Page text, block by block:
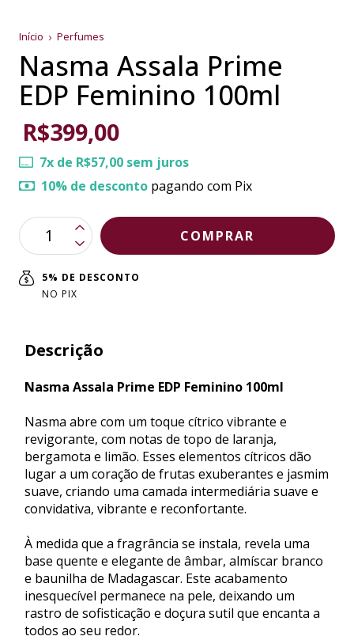
Início Perfumes
Nasma Assala Prime
EDP Feminino 100ml
R$399,00
7x de R$57,00 sem juros
10% de desconto pagando com Pix
5% DE DESCONTO
NO PIX
Descrição
Nasma Assala Prime EDP Feminino 100ml
Nasma abre com um toque cítrico vibrante e
revigorante, com notas de topo de laranja,
bergamota e limão. Esses elementos cítricos dão
lugar a um coração de frutas exuberantes e jasmim
suave, criando uma camada intermediária suave e
convidativa, vibrante e reconfortante.
À medida que a fragrância se instala, revela uma
base quente e elegante de âmbar, almíscar branco
e baunilha de Madagascar. Este acabamento
inesquecível permanece na pele, deixando um
rastro de sofisticação e doçura sutil que encanta a
todos ao seu redor.